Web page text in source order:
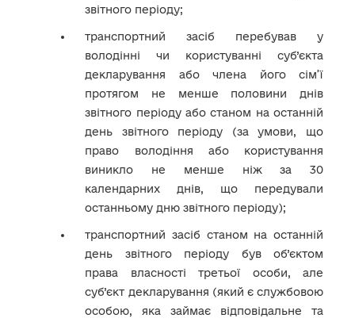
звітного періоду;
транспортний засіб перебував у
володінні чи користуванні суб’єкта
декларування або члена його сім’ї
протягом не менше половини днів
звітного періоду або станом на останній
день звітного періоду (за умови, що
право володіння або користування
виникло не менше ніж за 30
календарних днів, що передували
останньому дню звітного періоду);
транспортний засіб станом на останній
день звітного періоду був об’єктом
права власності третьої особи, але
суб’єкт декларування (який є службовою
особою, яка займає відповідальне та